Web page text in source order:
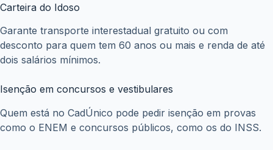
Carteira do Idoso
Garante transporte interestadual gratuito ou com
desconto para quem tem 60 anos ou mais e renda de até
dois salários mínimos.
Isenção em concursos e vestibulares
Quem está no CadÚnico pode pedir isenção em provas
como o ENEM e concursos públicos, como os do INSS.